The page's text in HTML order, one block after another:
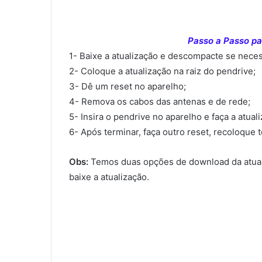
Passo a Passo
1- Baixe a atualização e descompacte se
2- Coloque a atualização na raiz do pendrive;
3- Dê um reset no aparelho;
4- Remova os cabos das antenas e de rede;
5- Insira o pendrive no aparelho e faça a
6- Após terminar, faça outro reset, recoloque
Obs: Temos duas opções de download da
baixe a atualização.